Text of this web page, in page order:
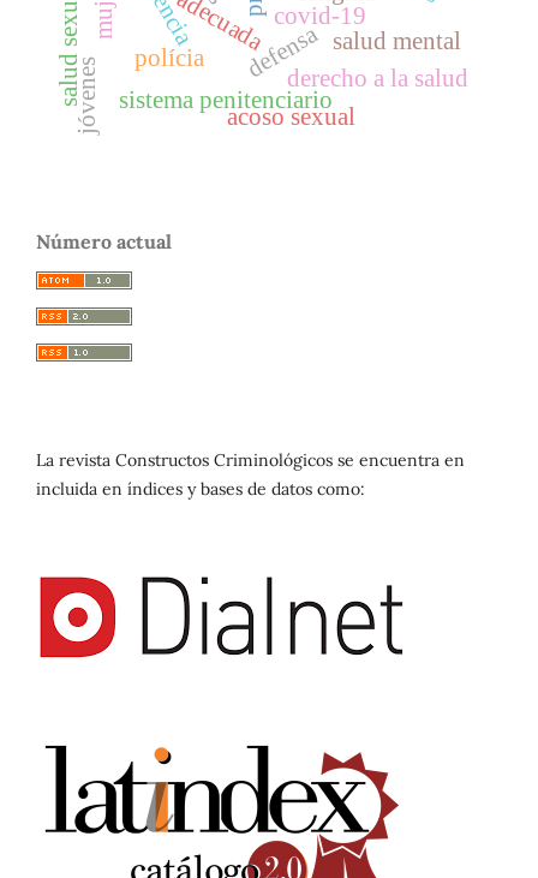
defensa
adecuada
derecho a la salud
covid-19
sistema penitenciario
polícia
salud mental
acoso sexual
jóvenes
salud sexual
Número actual
La revista Constructos Criminológicos se encuentra en
incluida en índices y bases de datos como: